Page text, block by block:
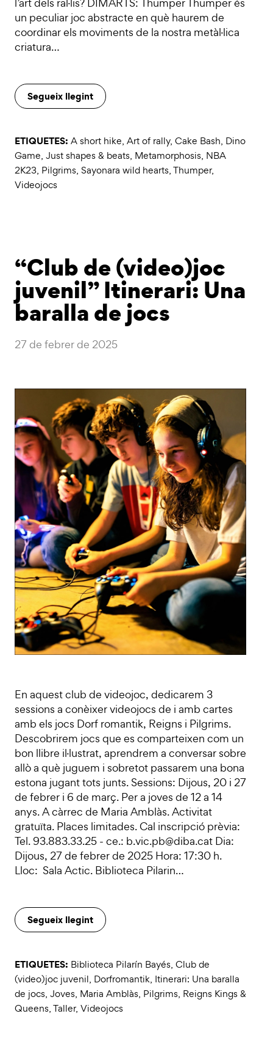
un peculiar joc abstracte en què haurem de
coordinar els moviments de la nostra metàl·lica
criatura…
Segueix llegint
ETIQUETES: A short hike, Art of rally, Cake Bash, Dino
Game, Just shapes & beats, Metamorphosis, NBA
2K23, Pilgrims, Sayonara wild hearts,Thumper,
Videojocs
“Club de (video)joc
juvenil” Itinerari: Una
baralla de jocs
27 de febrer de 2025
En aquest club de videojoc, dedicarem 3
sessions a conèixer videojocs de i amb cartes
amb els jocs Dorf romantik, Reigns i Pilgrims.
Descobrirem jocs que es comparteixen com un
bon llibre il·lustrat, aprendrem a conversar sobre
allò a què juguem i sobretot passarem una bona
estona jugant tots junts. Sessions: Dijous, 20 i 27
de febrer i 6 de març. Per a joves de 12 a 14
anys. A càrrec de Maria Amblàs. Activitat
gratuïta. Places limitades. Cal inscripció prèvia:
Tel. 93.883.33.25 - ce.: b.vic.pb@diba.cat Dia:
Dijous, 27 de febrer de 2025 Hora: 17:30 h.
Lloc: Sala Actic. Biblioteca Pilarin…
Segueix llegint
ETIQUETES: Biblioteca Pilarín Bayés, Club de
(video)joc juvenil, Dorfromantik, Itinerari: Una baralla
de jocs, Joves, Maria Amblàs, Pilgrims, Reigns Kings &
Queens,Taller, Videojocs